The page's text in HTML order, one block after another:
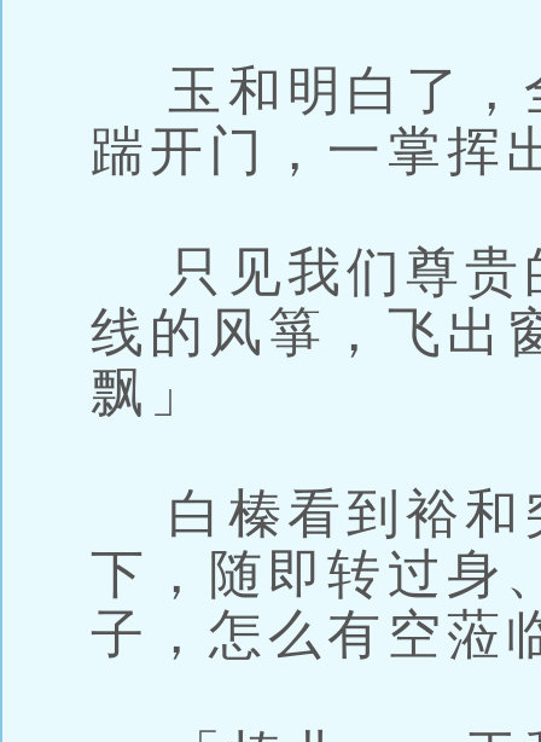
玉和明白了，
踹开门，一掌挥
只见我们尊贵
线的风箏，飞出
飘」
白榛看到裕和
下，随即转过身
子，怎么有空蒞